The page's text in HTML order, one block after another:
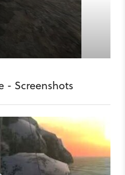
- Screenshots